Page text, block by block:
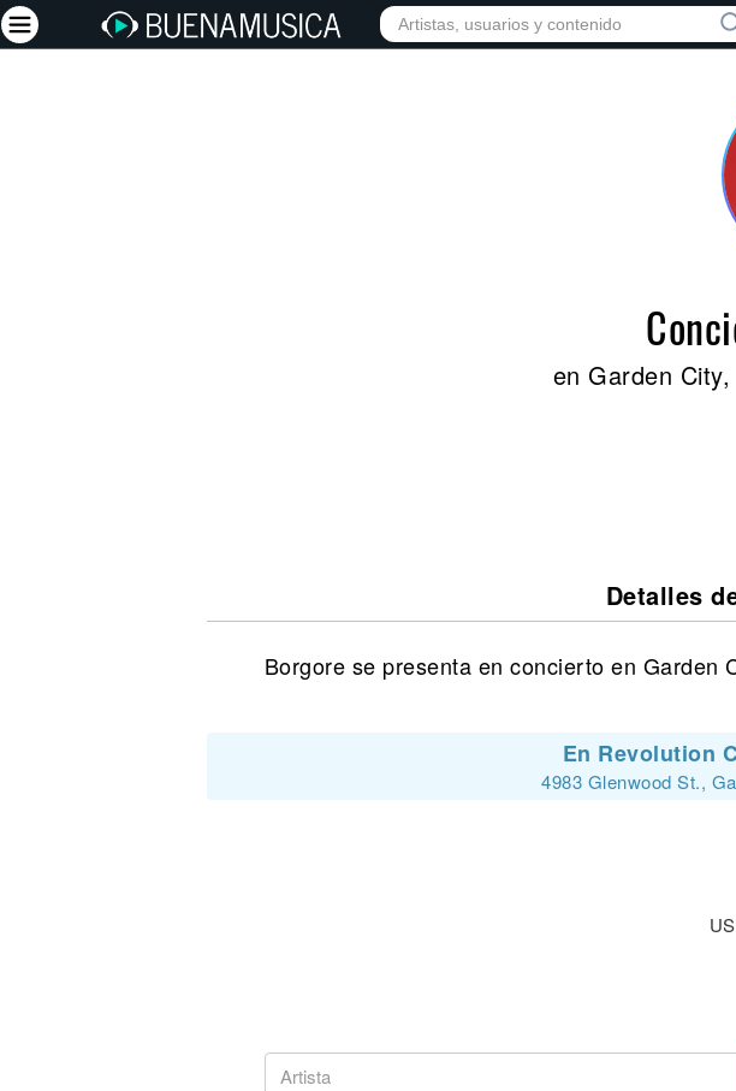
INICIO ARTISTAS RED SOCIAL
en Garden
Detalles
Borgore se presenta en concierto en Garden
En Revolution
4983 Glenwood St.,